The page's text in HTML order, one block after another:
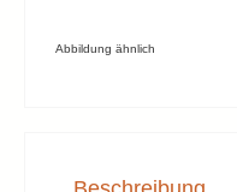
Abbildung ähnlich